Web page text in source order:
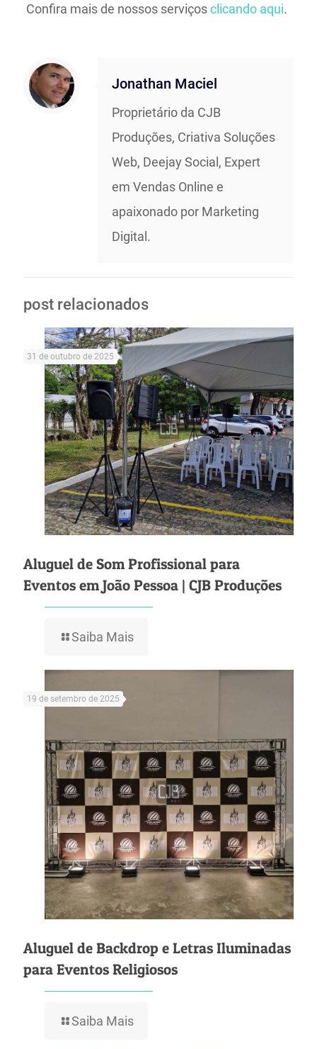
Confira mais de nossos serviçosclicando aqui.
Jonathan Maciel
Proprietário da CJB
Produções, Criativa Soluções
Web, Deejay Social, Expert
em Vendas Online e
apaixonado por Marketing
Digital.
post relacionados
31 de outubro de 2025
Aluguel de Som Profissional para
Eventos em João Pessoa | CJB Produções
Saiba Mais
19 de setembro de 2025
Aluguel de Backdrop e Letras Iluminadas
para Eventos Religiosos
Saiba Mais